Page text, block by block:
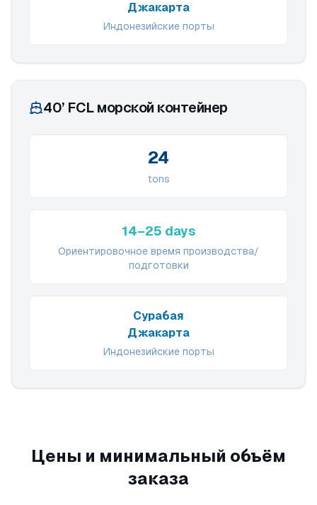
Джакарта
Индонезийские порты
40’ FCL морской контейнер
24
tons
14–25 days
Ориентировочное время производства/
подготовки
Сурабая
Джакарта
Индонезийские порты
Цены и минимальный объём
заказа